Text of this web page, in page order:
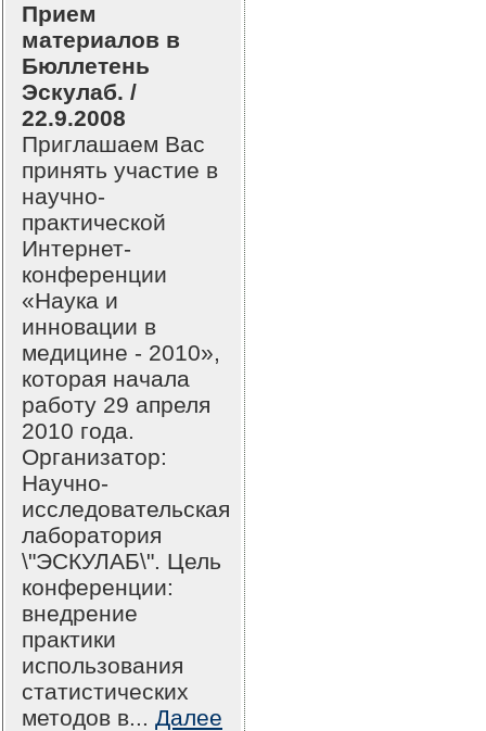
Прием
материалов в
Бюллетень
Эскулаб. /
22.9.2008
Приглашаем Вас
принять участие в
научно-
практической
Интернет-
конференции
«Наука и
инновации в
медицине - 2010»,
которая начала
работу 29 апреля
2010 года.
Организатор:
Научно-
исследовательская
лаборатория
\"ЭСКУЛАБ\". Цель
конференции:
внедрение
практики
использования
статистических
методов в... Далее